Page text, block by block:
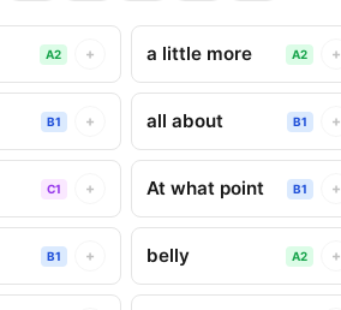
A2 + a little more A2 +
B1 + all about B1 +
C1 + At what point B1 +
B1 + belly A2 +